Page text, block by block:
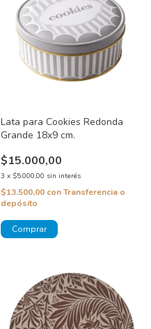
Lata para Cookies Redonda
Grande 18x9 cm.
$15.000,00
3 x $5.000,00 sin interés
$13.500,00 conTransferencia o
depósito